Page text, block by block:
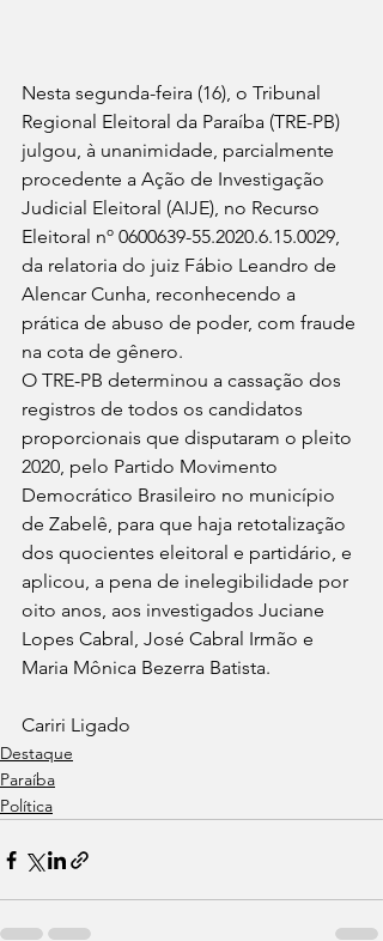
Nesta segunda-feira (16), o Tribunal
Regional Eleitoral da Paraíba (TRE-PB)
julgou, à unanimidade, parcialmente
procedente a Ação de Investigação
Judicial Eleitoral (AIJE), no Recurso
Eleitoral nº 0600639-55.2020.6.15.0029,
da relatoria do juiz Fábio Leandro de
Alencar Cunha, reconhecendo a
prática de abuso de poder, com fraude
na cota de gênero.
O TRE-PB determinou a cassação dos
registros de todos os candidatos
proporcionais que disputaram o pleito
2020, pelo Partido Movimento
Democrático Brasileiro no município
de Zabelê, para que haja retotalização
dos quocientes eleitoral e partidário, e
aplicou, a pena de inelegibilidade por
oito anos, aos investigados Juciane
Lopes Cabral, José Cabral Irmão e
Maria Mônica Bezerra Batista.
Cariri Ligado
Destaque
Paraíba
Política